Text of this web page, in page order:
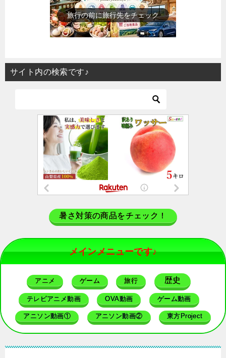
歴史上の人物を動画で勉強
サイト内の検索です♪
暑さ対策の商品をチェック！
メインメニューです♪
アニメ ゲーム 旅行 歴史
テレビアニメ動画 OVA動画 ゲーム動画
アニソン動画① アニソン動画② 東方Project